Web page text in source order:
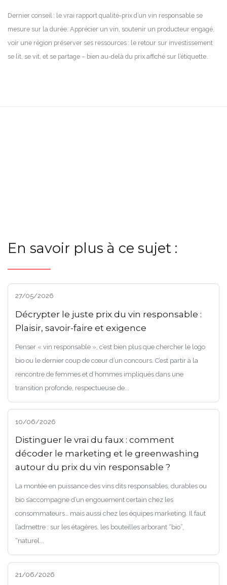
Dernier conseil : le vrai rapport qualité-prix d’un vin responsable se
mesure sur la durée. Apprécier un vin, soutenir un producteur engagé,
voir une région préserver ses ressources : le retour sur investissement
se lit, se vit, et se partage – bien au-delà du prix affiché sur l’étiquette.
En savoir plus à ce sujet :
27/05/2026
Décrypter le juste prix du vin responsable :
Plaisir, savoir-faire et exigence
Penser « vin responsable », c’est bien plus que chercher le logo
bio ou le dernier coup de cœur d’un concours. C’est partir à la
rencontre de femmes et d’hommes impliqués dans une
transition profonde, respectueuse de...
10/06/2026
Distinguer le vrai du faux : comment
décoder le marketing et le greenwashing
autour du prix du vin responsable ?
La montée en puissance des vins dits responsables, durables ou
bio s’accompagne d’un engouement certain chez les
consommateurs… mais aussi chez les équipes marketing. Il faut
l’admettre : sur les étagères, les bouteilles arborant “bio”,
“naturel...
21/06/2026